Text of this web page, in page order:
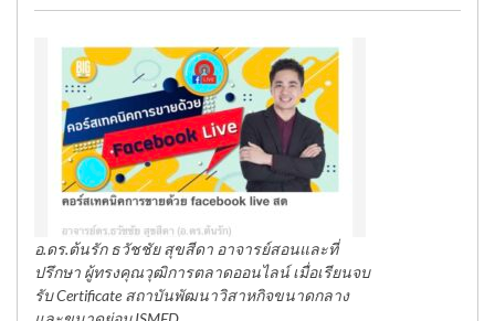
อ.ดร.ต้นรัก ธวัชชัย สุขสีดา อาจารย์สอนและที่
ปรึกษา ผู้ทรงคุณวุฒิการตลาดออนไลน์ เมื่อเรียนจบ
รับ Certificate สถาบันพัฒนาวิสาหกิจขนาดกลาง